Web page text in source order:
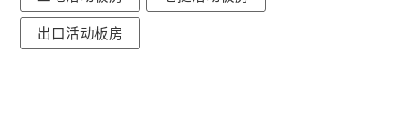
出口活动板房